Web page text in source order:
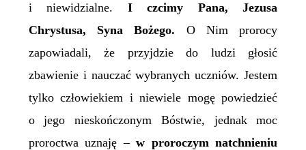
i niewidzialne. I czcimy Pana, Jezusa
Chrystusa, Syna Bożego. O Nim prorocy
zapowiadali, że przyjdzie do ludzi głosić
zbawienie i nauczać wybranych uczniów. Jestem
tylko człowiekiem i niewiele mogę powiedzieć
o jego nieskończonym Bóstwie, jednak moc
proroctwa uznaję –w proroczym natchnieniu